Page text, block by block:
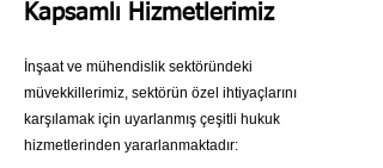
Kapsamlı Hizmetlerimiz
İnşaat ve mühendislik sektöründeki
müvekkillerimiz, sektörün özel ihtiyaçlarını
karşılamak için uyarlanmış çeşitli hukuk
hizmetlerinden yararlanmaktadır: